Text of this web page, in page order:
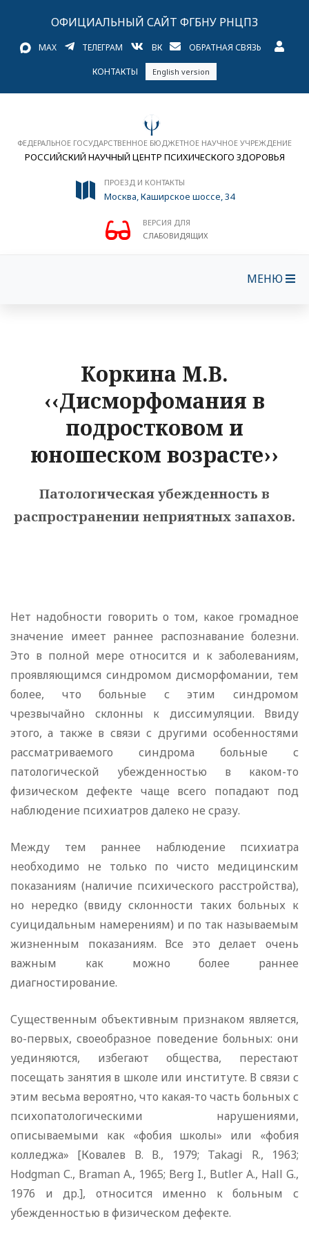
ОФИЦИАЛЬНЫЙ САЙТ ФГБНУ РНЦПЗ
MAX ТЕЛЕГРАМ ВК ОБРАТНАЯ СВЯЗЬ
КОНТАКТЫ English version
ФЕДЕРАЛЬНОЕ ГОСУДАРСТВЕННОЕ БЮДЖЕТНОЕ НАУЧНОЕ УЧРЕЖДЕНИЕ
РОССИЙСКИЙ НАУЧНЫЙ ЦЕНТР ПСИХИЧЕСКОГО ЗДОРОВЬЯ
ПРОЕЗД И КОНТАКТЫ
Москва, Каширское шоссе, 34
ВЕРСИЯ ДЛЯ
СЛАБОВИДЯЩИХ
МЕНЮ
Коркина М.В.
‹‹Дисморфомания в
подростковом и
юношеском возрасте››
Патологическая убежденность в
распространении неприятных запахов.
Нет надобности говорить о том, какое громадное
значение имеет раннее распознавание болезни.
Это в полной мере относится и к заболеваниям,
проявляющимся синдромом дисморфомании, тем
более, что больные с этим синдромом
чрезвычайно склонны к диссимуляции. Ввиду
этого, а также в связи с другими особенностями
рассматриваемого синдрома больные с
патологической убежденностью в каком-то
физическом дефекте чаще всего попадают под
наблюдение психиатров далеко не сразу.
Между тем раннее наблюдение психиатра
необходимо не только по чисто медицинским
показаниям (наличие психического расстройства),
но нередко (ввиду склонности таких больных к
суицидальным намерениям) и по так называемым
жизненным показаниям. Все это делает очень
важным как можно более раннее
диагностирование.
Существенным объективным признаком является,
во-первых, своеобразное поведение больных: они
уединяются, избегают общества, перестают
посещать занятия в школе или институте. В связи с
этим весьма вероятно, что какая-то часть больных с
психопатологическими нарушениями,
описываемыми как «фобия школы» или «фобия
колледжа» [Ковалев В. В., 1979; Takagi R., 1963;
Hodgman С., Braman A., 1965; Berg I., Butler A., Hall G.,
1976 и др.], относится именно к больным с
убежденностью в физическом дефекте.